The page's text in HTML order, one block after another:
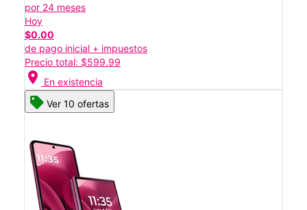
por 24 meses
Hoy
$0.00
de pago inicial + impuestos
Precio total: $599.99
location_on En existencia
Ver 10 ofertas